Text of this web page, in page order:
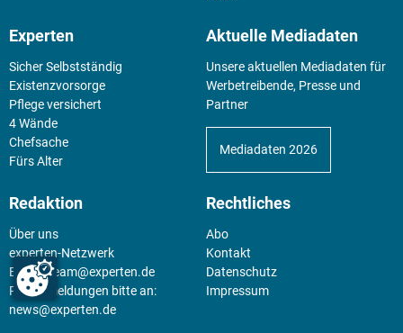
Experten
Sicher Selbstständig
Existenz­vorsorge
Pflege versichert
4 Wände
Chefsache
Fürs Alter
Aktuelle Mediadaten
Unsere aktuellen Mediadaten für
Werbetreibende, Presse und
Partner
Mediadaten 2026
Redaktion
Über uns
experten-Netzwerk
E-Mail:team@experten.de
Pressemeldungen bitte an:
news@experten.de
Rechtliches
Abo
Kontakt
Datenschutz
Impressum